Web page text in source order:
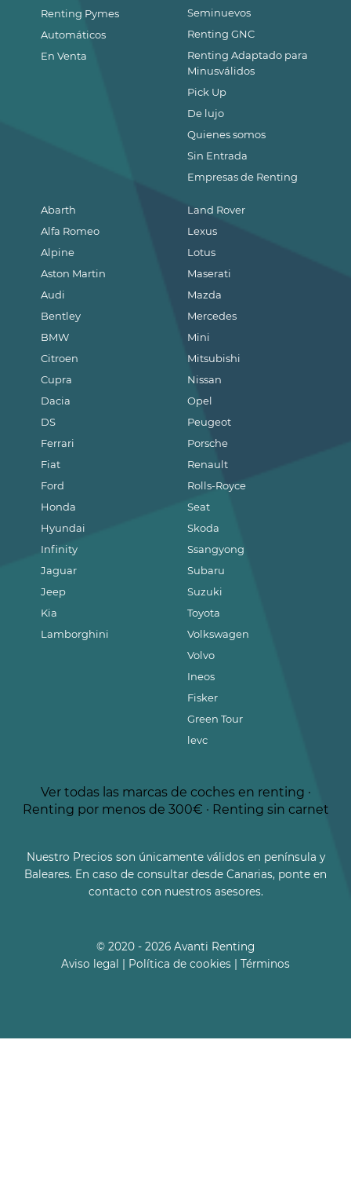
Renting Pymes
Automáticos
En Venta
Abarth
Alfa Romeo
Alpine
Aston Martin
Audi
Bentley
BMW
Citroen
Cupra
Dacia
DS
Ferrari
Fiat
Ford
Honda
Hyundai
Infinity
Jaguar
Jeep
Kia
Lamborghini
Land Rover
Lexus
Lotus
Maserati
Mazda
Mercedes
Mini
Mitsubishi
Nissan
Opel
Peugeot
Porsche
Renault
Rolls-Royce
Seat
Skoda
Ssangyong
Subaru
Suzuki
Toyota
Volkswagen
Volvo
Ineos
Fisker
Green Tour
levc
Seminuevos
Renting GNC
Renting Adaptado para
Minusválidos
Pick Up
De lujo
Quienes somos
Sin Entrada
Empresas de Renting
Ver todas las marcas de coches en renting ·
Renting por menos de 300€ · Renting sin carnet
Nuestro Precios son únicamente válidos en península y
Baleares. En caso de consultar desde Canarias, ponte en
contacto con nuestros asesores.
© 2020 - 2026 Avanti Renting
Aviso legal
Política de cookies Términos